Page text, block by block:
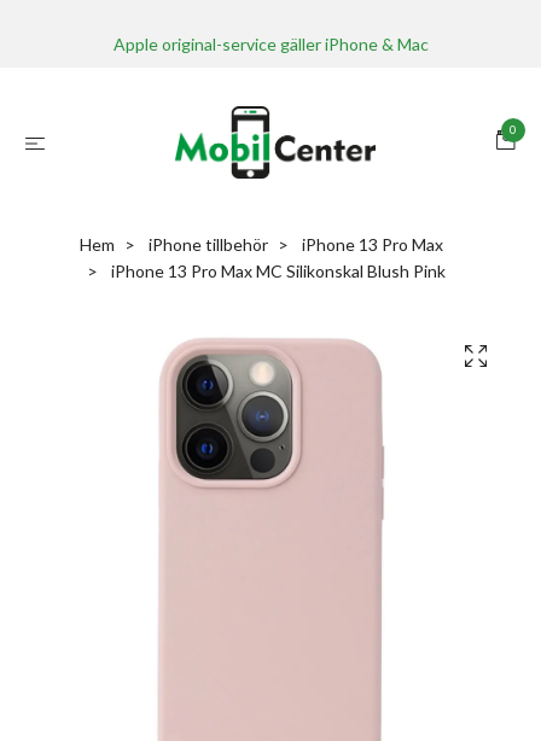
Apple original-service gäller iPhone & Mac
0
Hem iPhone tillbehör
iPhone 13 Pro Max
iPhone 13 Pro Max MC Silikonskal Blush Pink